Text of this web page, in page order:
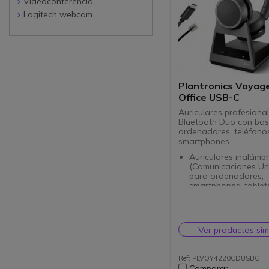
Plantronics
Office USB-C
Auriculares
Bluetooth Duo con
ordenadores,
smartphones
Auriculares
(Comunicaciones
para ordenadores,
smartphones,
Micrófono con
ruido para un
Dúo versión 2
Ver productos
Ref: PLVOY4220CDUSBC
Logitech webcam